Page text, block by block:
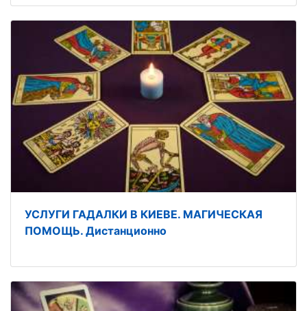
УСЛУГИ ГАДАЛКИ В КИЕВЕ. МАГИЧЕСКАЯ
ПОМОЩЬ. Дистанционно